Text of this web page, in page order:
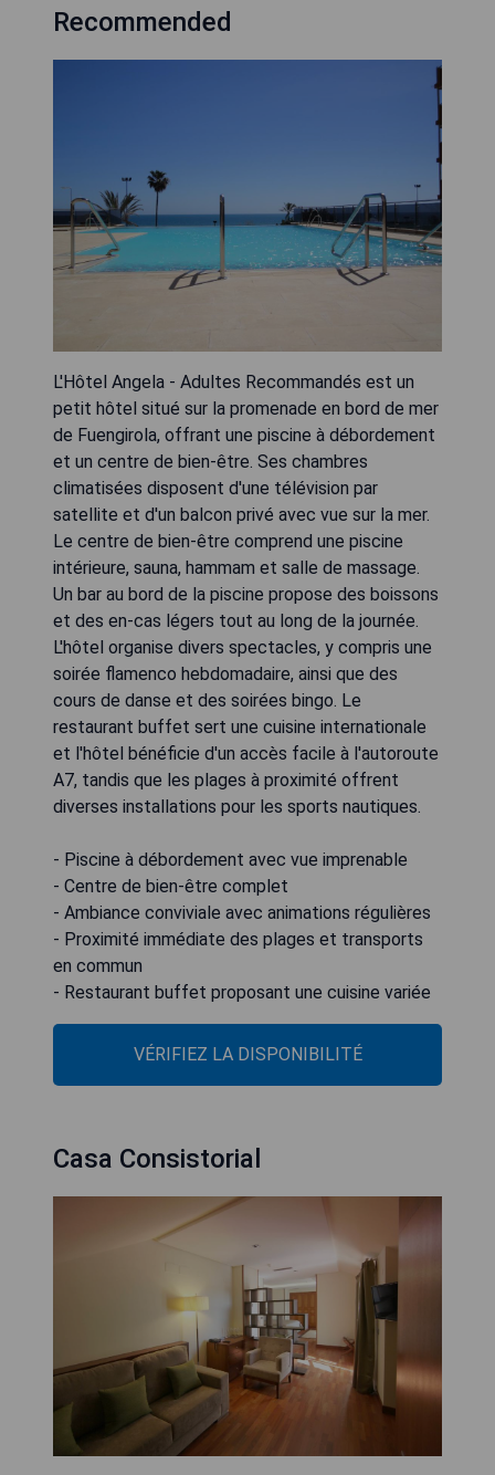
Recommended
L'Hôtel Angela - Adultes Recommandés est un
petit hôtel situé sur la promenade en bord de mer
de Fuengirola, offrant une piscine à débordement
et un centre de bien-être. Ses chambres
climatisées disposent d'une télévision par
satellite et d'un balcon privé avec vue sur la mer.
Le centre de bien-être comprend une piscine
intérieure, sauna, hammam et salle de massage.
Un bar au bord de la piscine propose des boissons
et des en-cas légers tout au long de la journée.
L'hôtel organise divers spectacles, y compris une
soirée flamenco hebdomadaire, ainsi que des
cours de danse et des soirées bingo. Le
restaurant buffet sert une cuisine internationale
et l'hôtel bénéficie d'un accès facile à l'autoroute
A7, tandis que les plages à proximité offrent
diverses installations pour les sports nautiques.
- Piscine à débordement avec vue imprenable
- Centre de bien-être complet
- Ambiance conviviale avec animations régulières
- Proximité immédiate des plages et transports
en commun
- Restaurant buffet proposant une cuisine variée
VÉRIFIEZ LA DISPONIBILITÉ
Casa Consistorial